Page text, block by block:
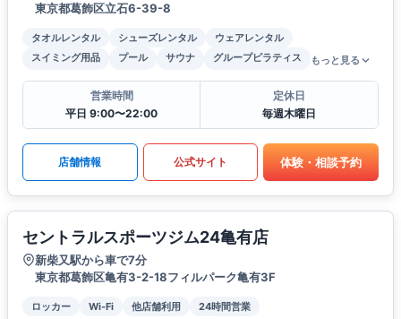
東京都葛飾区立石6-39-8
タオルレンタル シューズレンタル
ウェアレンタル
スイミング用品
プール サウナ グループピラティス もっと見る
営業時間
平日 9:00〜22:00
定休日
毎週木曜日
店舗情報 公式サイト 体験・相談予約
セントラルスポーツジム24亀有店
新柴又駅から車で7分
東京都葛飾区亀有3-2-18フィルパーク亀有3F
ロッカー Wi-Fi 他店舗利用 24時間営業